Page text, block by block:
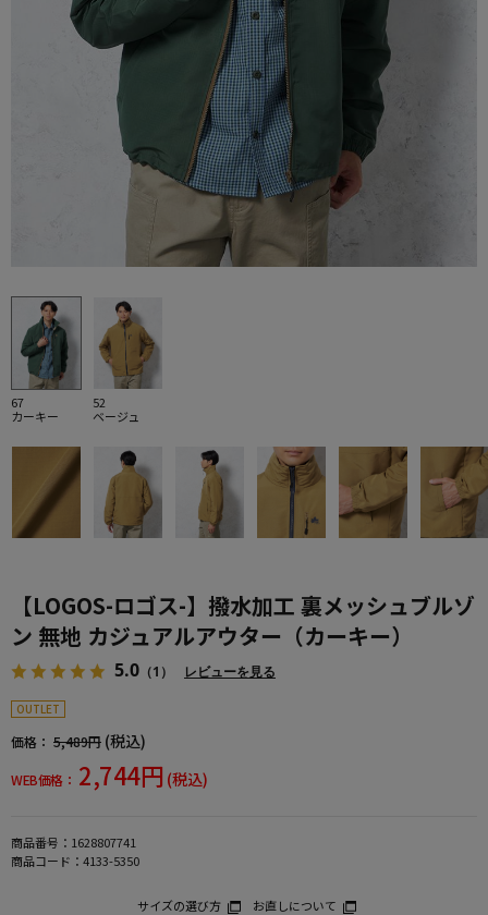
67
カーキー
52
ベージュ
【LOGOS-ロゴス-】撥水加工 裏メッシュブルゾ
ン 無地 カジュアルアウター（カーキー）
5.0 （1） レビューを見る
OUTLET
価格： 5,489円 (税込)
WEB価格： 2,744円 (税込)
商品番号： 1628807741
商品コード： 4133-5350
サイズの選び方 お直しについて